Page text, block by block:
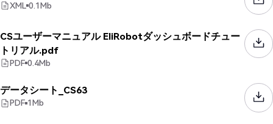
XML 0.1Mb
CSユーザーマニュアル EliRobotダッシュボードチュー
トリアル.pdf
PDF 0.4Mb
データシート_CS63
PDF 1Mb